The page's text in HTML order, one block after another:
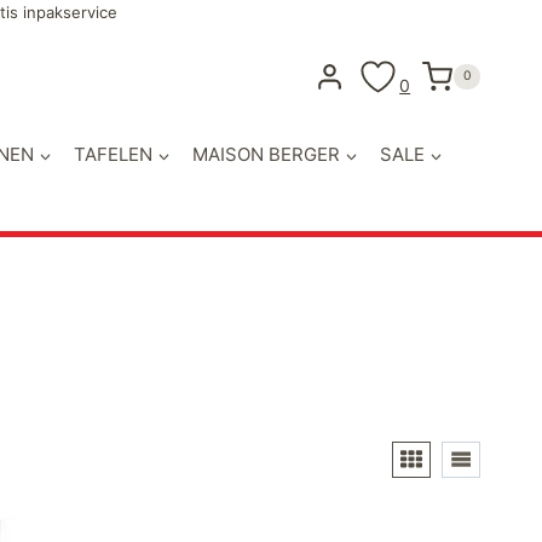
inpakservice
0 0
TAFELEN MAISON BERGER SALE